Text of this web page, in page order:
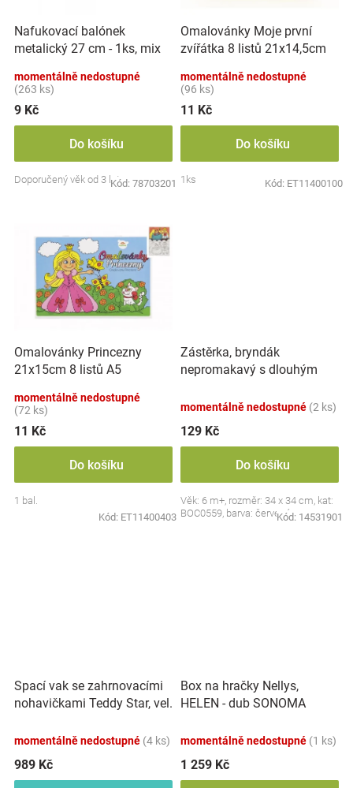
Hračkářství
ůo
d
u
k
ů
Nafukovací balónek
metalický 27 cm - 1ks, mix
momentálně nedostupné
(263 ks)
9 Kč
Do košíku
Doporučený věk od 3 letKód: 78703201
Omalovánky Moje první
zvířátka 8 listů 21x14,5cm
momentálně nedostupné
(96 ks)
11 Kč
Do košíku
1ks Kód: ET11400100
Omalovánky Princezny
21x15cm 8 listů A5
momentálně nedostupné
(72 ks)
11 Kč
Do košíku
1 bal.
Kód: ET11400403
Zástěrka, bryndák
nepromakavý s dlouhým
momentálně nedostupné (2 ks)
129 Kč
Do košíku
Věk: 6 m+, rozměr: 34 x 34 cm, kat:
BOC0559, barva: červená
Kód: 14531901
Spací vak se zahrnovacími
nohavičkami Teddy Star, vel.
momentálně nedostupné (4 ks)
989 Kč
Box na hračky Nellys,
HELEN - dub SONOMA
momentálně nedostupné (1 ks)
1 259 Kč